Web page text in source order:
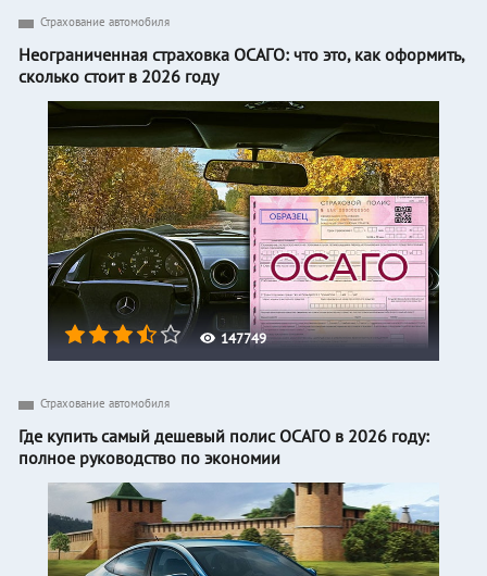
147749
Страхование автомобиля
Неограниченная страховка ОСАГО: что это, как оформить,
сколько стоит в 2026 году
Страхование автомобиля
Где купить самый дешевый полис ОСАГО в 2026 году:
полное руководство по экономии